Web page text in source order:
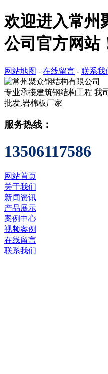
欢迎进入常州
公司官方网站
网站地图 - 在线留言 - 联系我
专业承接建筑钢结构工程 我
批发,岩棉板厂家
服务热线：
13506117586
网站首页
关于我们
新闻资讯
产品展示
案例中心
视频案例
在线留言
联系我们